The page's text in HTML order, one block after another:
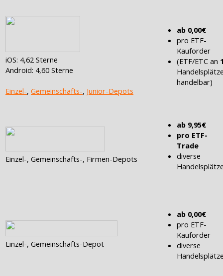
iOS: 4,62 Sterne
Android: 4,60 Sterne
Einzel-, Gemeinschafts-, Junior-Depots
ab 0,00€
pro ETF-
Kauforder
(ETF/ETC an
handelbar)
Einzel-, Gemeinschafts-, Firmen-Depots
ab 9,95€
pro ETF-
Trade
diverse
Einzel-, Gemeinschafts-Depot
ab 0,00€
pro ETF-
Kauforder
diverse